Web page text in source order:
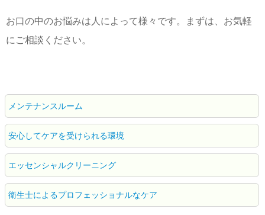
お口の中のお悩みは人によって様々です。まずは、お気軽
にご相談ください。
メンテナンスルーム
安心してケアを受けられる環境
エッセンシャルクリーニング
衛生士によるプロフェッショナルなケア